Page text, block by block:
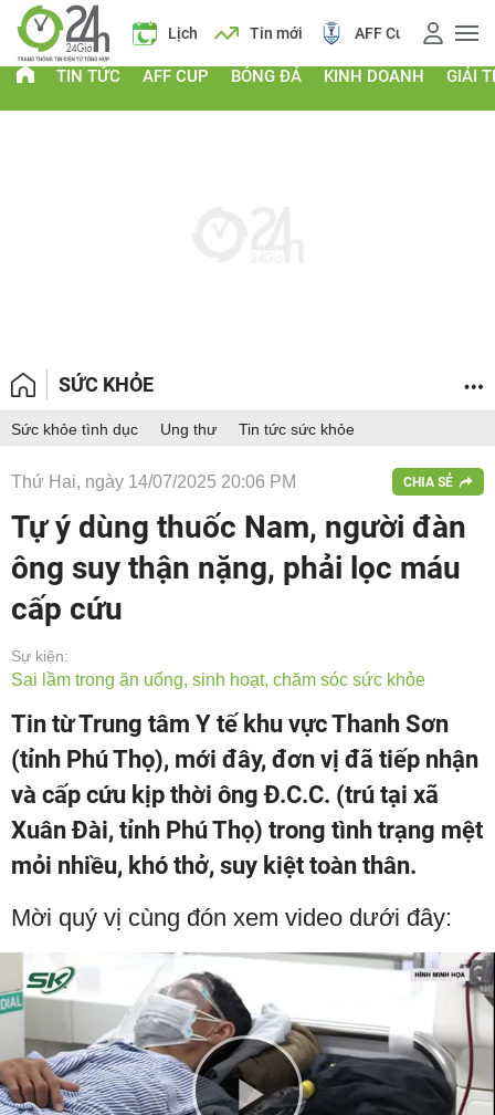
Giá vàng Lịch Tin mới AFF Cup Điểm
TIN TỨC AFF CUP BÓNG ĐÁ KINH DOANH GIẢI
SỨC KHỎE
Sức khỏe tình dục Ung thư Tin tức sức khỏe
Thứ Hai, ngày 14/07/2025 20:06 PM CHIA SẺ
Tự ý dùng thuốc Nam, người đàn
ông suy thận nặng, phải lọc máu
cấp cứu
Sự kiện:
Sai lầm trong ăn uống, sinh hoạt, chăm sóc sức khỏe
Tin từ Trung tâm Y tế khu vực Thanh Sơn
(tỉnh Phú Thọ), mới đây, đơn vị đã tiếp nhận
và cấp cứu kịp thời ông Đ.C.C. (trú tại xã
Xuân Đài, tỉnh Phú Thọ) trong tình trạng mệt
mỏi nhiều, khó thở, suy kiệt toàn thân.
Mời quý vị cùng đón xem video dưới đây: